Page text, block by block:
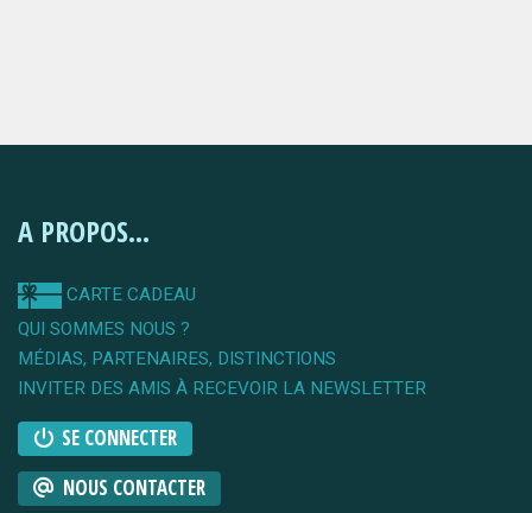
A PROPOS...
CARTE CADEAU
QUI SOMMES NOUS ?
MÉDIAS, PARTENAIRES, DISTINCTIONS
INVITER DES AMIS À RECEVOIR LA NEWSLETTER
SE CONNECTER
NOUS CONTACTER